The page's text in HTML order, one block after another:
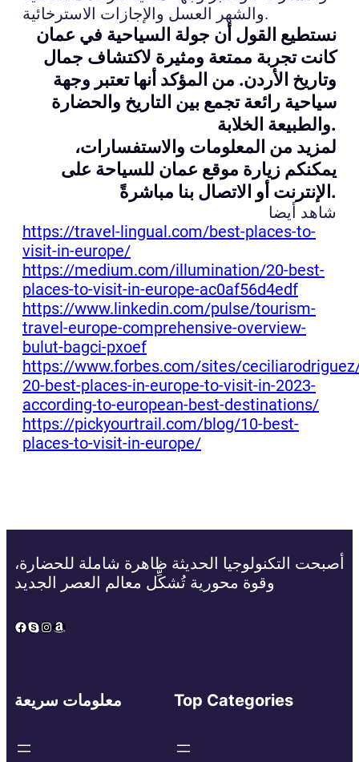
والشهر العسل والإجازات الاسترخائية.
نستطيع القول أن جولة السياحية في عمان
كانت تجربة ممتعة ومثيرة لاكتشاف جمال
وتاريخ الأردن. من المؤكد أنها تعتبر وجهة
سياحية رائعة تجمع بين التاريخ والحضارة
والطبيعة الخلابة.
لمزيد من المعلومات والاستفسارات،
يمكنكم زيارة موقع عمان للسياحة على
الإنترنت أو الاتصال بنا مباشرةً.
شاهد أيضا
https://travel-lingual.com/best-places-to-
visit-in-europe/
https://medium.com/illumination/20-best-
places-to-visit-in-europe-ac0af56d4edf
https://www.linkedin.com/pulse/tourism-
travel-europe-comprehensive-overview-
bulut-bagci-pxoef
https://www.forbes.com/sites/
20-best-places-in-europe-to-visit-in-2023-
according-to-european-best-destinations/
https://pickyourtrail.com/blog/10-best-
places-to-visit-in-europe/
أصبحت التكنولوجيا الحديثة ظاهرة شاملة للحضارة،
وقوة محورية تُشكِّل معالم العصر الجديد
Facebook
Skype
Instagram
Amazon
معلومات سريعة Top Categories